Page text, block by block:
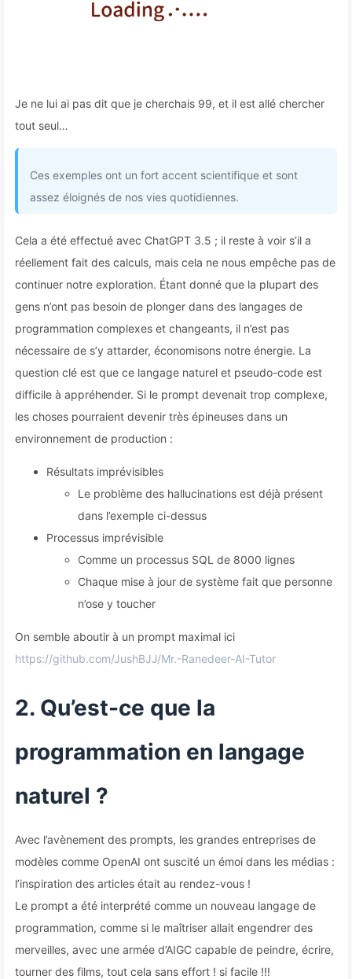
Je ne lui ai pas dit que je cherchais 99, et il est allé chercher
tout seul…
Ces exemples ont un fort accent scientifique et sont
assez éloignés de nos vies quotidiennes.
Cela a été effectué avec ChatGPT 3.5 ; il reste à voir s’il a
réellement fait des calculs, mais cela ne nous empêche pas de
continuer notre exploration. Étant donné que la plupart des
gens n’ont pas besoin de plonger dans des langages de
programmation complexes et changeants, il n’est pas
nécessaire de s’y attarder, économisons notre énergie. La
question clé est que ce langage naturel et pseudo-code est
difficile à appréhender. Si le prompt devenait trop complexe,
les choses pourraient devenir très épineuses dans un
environnement de production :
Résultats imprévisibles
Le problème des hallucinations est déjà présent
dans l’exemple ci-dessus
Processus imprévisible
Comme un processus SQL de 8000 lignes
Chaque mise à jour de système fait que personne
n’ose y toucher
On semble aboutir à un prompt maximal ici
https://github.com/JushBJJ/Mr.-Ranedeer-AI-Tutor
2. Qu’est-ce que la
programmation en langage
naturel ?
Avec l’avènement des prompts, les grandes entreprises de
modèles comme OpenAI ont suscité un émoi dans les médias :
l’inspiration des articles était au rendez-vous !
Le prompt a été interprété comme un nouveau langage de
programmation, comme si le maîtriser allait engendrer des
merveilles, avec une armée d’AIGC capable de peindre, écrire,
tourner des films, tout cela sans effort ! si facile !!!